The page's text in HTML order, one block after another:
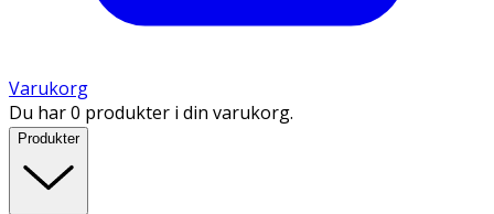
Varukorg
Du har 0 produkter i din varukorg.
Produkter